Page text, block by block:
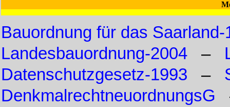
Bauordnung für das Saarland-
Landesbauordnung-2004 –
Datenschutzgesetz-1993 –
DenkmalrechtneuordnungsG